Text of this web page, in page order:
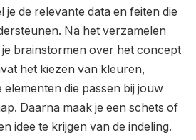
je de relevante data en feiten die
Na het verzamelen
brainstormen over het concept
het kiezen van kleuren,
die passen bij jouw
Daarna maak je een schets of
idee te krijgen van de indeling.